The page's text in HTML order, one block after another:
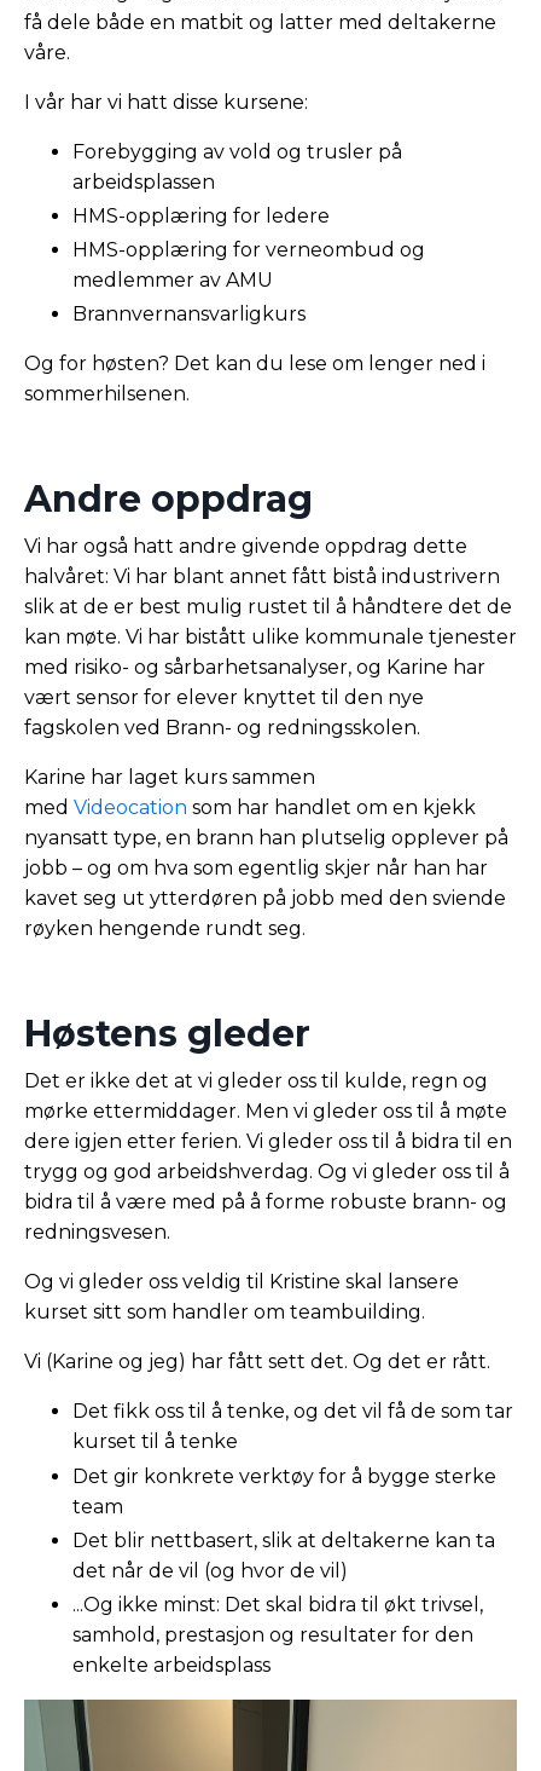
få dele både en matbit og latter med deltakerne
våre.
I vår har vi hatt disse kursene:
Forebygging av vold og trusler på
arbeidsplassen
HMS-opplæring for ledere
HMS-opplæring for verneombud og
medlemmer av AMU
Brannvernansvarligkurs
Og for høsten? Det kan du lese om lenger ned i
sommerhilsenen.
Andre oppdrag
Vi har også hatt andre givende oppdrag dette
halvåret: Vi har blant annet fått bistå industrivern
slik at de er best mulig rustet til å håndtere det de
kan møte. Vi har bistått ulike kommunale tjenester
med risiko- og sårbarhetsanalyser, og Karine har
vært sensor for elever knyttet til den nye
fagskolen ved Brann- og redningsskolen.
Karine har laget kurs sammen
med Videocation som har handlet om en kjekk
nyansatt type, en brann han plutselig opplever på
jobb – og om hva som egentlig skjer når han har
kavet seg ut ytterdøren på jobb med den sviende
røyken hengende rundt seg.
Høstens gleder
Det er ikke det at vi gleder oss til kulde, regn og
mørke ettermiddager. Men vi gleder oss til å møte
dere igjen etter ferien. Vi gleder oss til å bidra til en
trygg og god arbeidshverdag. Og vi gleder oss til å
bidra til å være med på å forme robuste brann- og
redningsvesen.
Og vi gleder oss veldig til Kristine skal lansere
kurset sitt som handler om teambuilding.
Vi (Karine og jeg) har fått sett det. Og det er rått.
Det fikk oss til å tenke, og det vil få de som tar
kurset til å tenke
Det gir konkrete verktøy for å bygge sterke
team
Det blir nettbasert, slik at deltakerne kan ta
det når de vil (og hvor de vil)
...Og ikke minst: Det skal bidra til økt trivsel,
samhold, prestasjon og resultater for den
enkelte arbeidsplass